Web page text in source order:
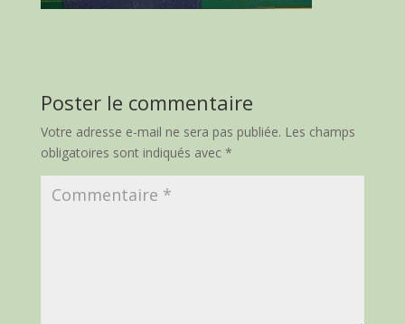
Poster le commentaire
Votre adresse e-mail ne sera pas publiée. Les champs
obligatoires sont indiqués avec *